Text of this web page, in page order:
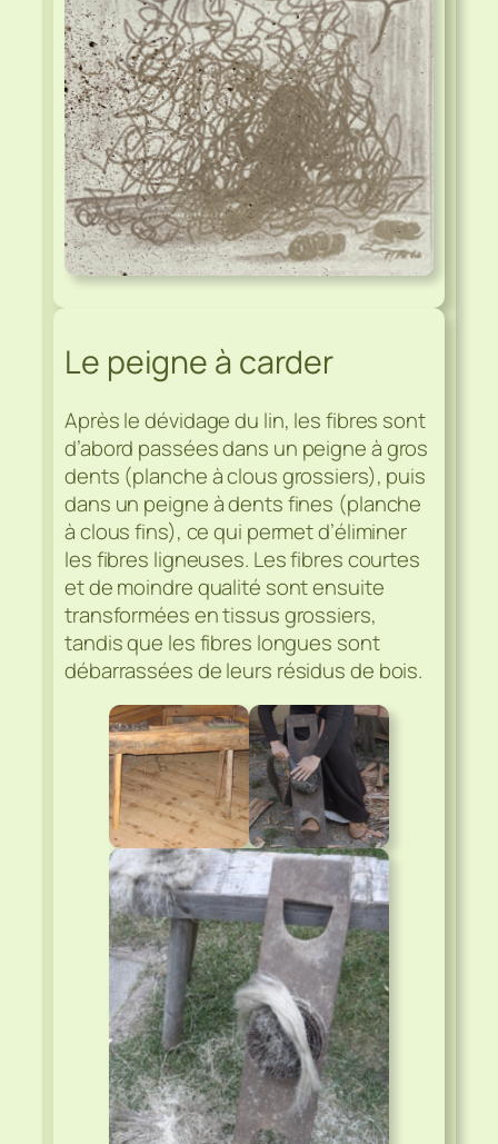
Le peigne à carder
Après le dévidage du lin, les fibres sont
d’abord passées dans un peigne à gros
dents (planche à clous grossiers), puis
dans un peigne à dents fines (planche
à clous fins), ce qui permet d’éliminer
les fibres ligneuses. Les fibres courtes
et de moindre qualité sont ensuite
transformées en tissus grossiers,
tandis que les fibres longues sont
débarrassées de leurs résidus de bois.